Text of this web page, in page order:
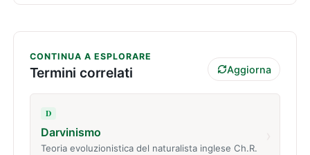
CONTINUA A ESPLORARE
Termini correlati Aggiorna
D
Darvinismo
Teoria evoluzionistica del naturalista inglese Ch.R.